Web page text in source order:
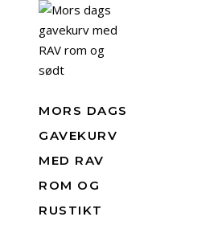
MORS DAGS
GAVEKURV
MED RAV
ROM OG
RUSTIKT